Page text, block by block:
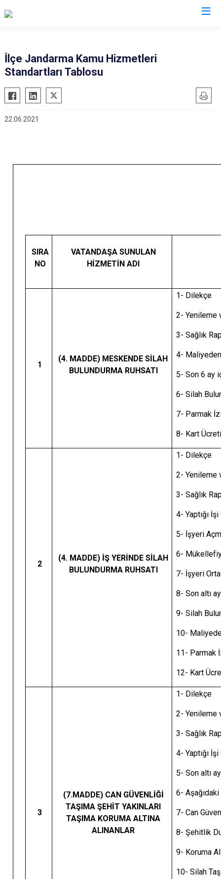
Eflani
Eskipazar
Safranbolu
İlçe Jandarma Kamu Hizmetleri
Standartları Tablosu
22.06.2021
SIRA
NO
VATANDAŞA SUNULAN
HİZMETİN ADI
1
(4. MADDE) MESKENDE SİLAH
BULUNDURMA RUHSATI
1- Dilekçe
2- Yenileme
3- Sağlık
4-
5- Son 6 ay
6-
7- Parmak
8- Kart
2
(4. MADDE) İŞ YERİNDE SİLAH
BULUNDURMA RUHSATI
1- Dilekçe
2- Yenileme
3-
4- Yaptığı
5- İşyeri
6-
7- İşyeri
8- Son altı
9- Silah
10-
11- Parmak
12- Kart
3
(7.MADDE) CAN GÜVENLİĞİ
TAŞIMA ŞEHİT YAKINLARI
TAŞIMA KORUMA ALTINA
ALINANLAR
1- Dilekçe
2- Yenileme
3-
4- Yaptığı
5- Son altı
6-
7- Can
8- Şehitlik
9-
10- Silah